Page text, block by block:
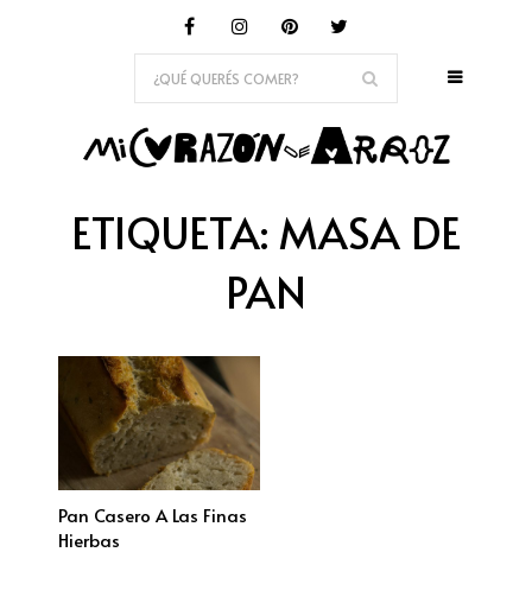
ETIQUETA: MASA DE
PAN
Pan Casero A Las Finas
Hierbas